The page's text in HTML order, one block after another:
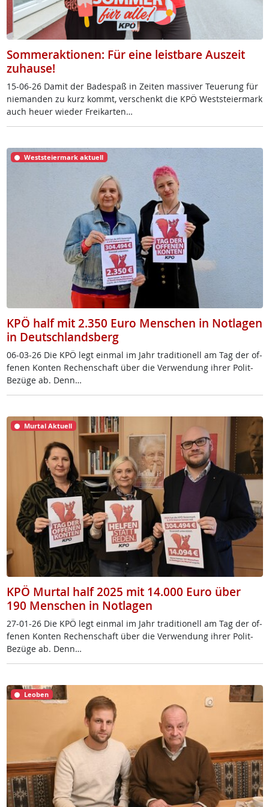
Sommeraktionen: Für eine leistbare Auszeit
zuhause!
15-06-26 Da­mit der Ba­de­spaß in Zei­ten mas­si­ver Teue­rung für
nie­man­den zu kurz kommt, ver­schenkt die KPÖ West­s­tei­er­mark
auch heu­er wie­der Frei­k­ar­ten…
Weststeiermark aktuell
KPÖ half mit 2.350 Euro Menschen in Notlagen
in Deutschlandsberg
06-03-26 Die KPÖ legt ein­mal im Jahr tra­di­tio­nell am Tag der of­
fe­nen Kon­ten Re­chen­schaft über die Ver­wen­dung ih­rer Po­lit-
Be­zü­ge ab. Denn…
Murtal Aktuell
KPÖ Murtal half 2025 mit 14.000 Euro über
190 Menschen in Notlagen
27-01-26 Die KPÖ legt ein­mal im Jahr tra­di­tio­nell am Tag der of­
fe­nen Kon­ten Re­chen­schaft über die Ver­wen­dung ih­rer Po­lit-
Be­zü­ge ab. Denn…
Leoben